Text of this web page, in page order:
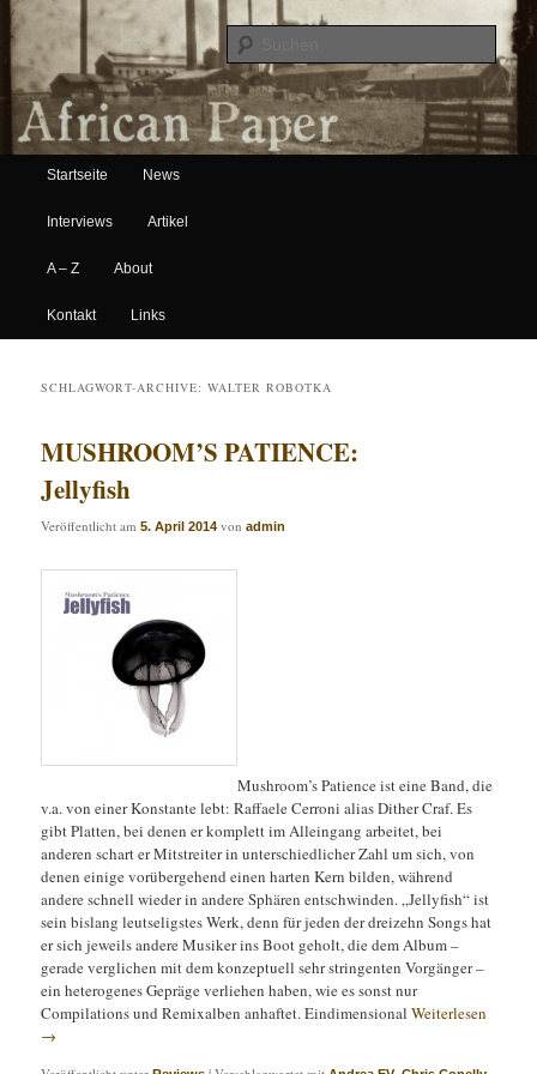
African Paper
Hauptmenü
Zum Inhalt wechseln
Zum sekundären Inhalt wechseln
Startseite News
Interviews Artikel
A – Z About
Kontakt Links
SCHLAGWORT-ARCHIVE:WALTER ROBOTKA
MUSHROOM’S PATIENCE:
Jellyfish
Veröffentlicht am5. April 2014 vonadmin
Mushroom’s Patience ist eine Band, die
v.a. von einer Konstante lebt: Raffaele Cerroni alias Dither Craf. Es
gibt Platten, bei denen er komplett im Alleingang arbeitet, bei
anderen schart er Mitstreiter in unterschiedlicher Zahl um sich, von
denen einige vorübergehend einen harten Kern bilden, während
andere schnell wieder in andere Sphären entschwinden. „Jellyfish“ ist
sein bislang leutseligstes Werk, denn für jeden der dreizehn Songs hat
er sich jeweils andere Musiker ins Boot geholt, die dem Album –
gerade verglichen mit dem konzeptuell sehr stringenten Vorgänger –
ein heterogenes Gepräge verliehen haben, wie es sonst nur
Compilations und Remixalben anhaftet. EindimensionalWeiterlesen
→